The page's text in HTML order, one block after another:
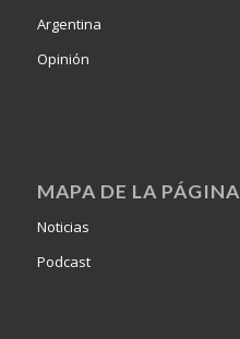
Argentina
Opinión
MAPA DE LA PÁGINA
Noticias
Podcast